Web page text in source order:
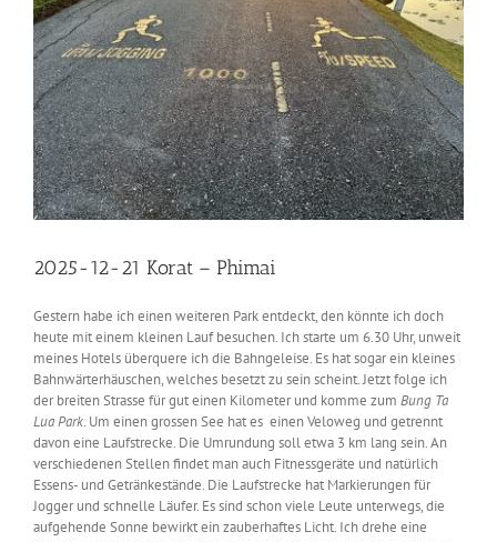
2025-12-21 Korat – Phimai
Gestern habe ich einen weiteren Park entdeckt, den könnte ich doch
heute mit einem kleinen Lauf besuchen. Ich starte um 6.30 Uhr, unweit
meines Hotels überquere ich die Bahngeleise. Es hat sogar ein kleines
Bahnwärterhäuschen, welches besetzt zu sein scheint. Jetzt folge ich
der breiten Strasse für gut einen Kilometer und komme zum Bung Ta
Lua Park. Um einen grossen See hat es einen Veloweg und getrennt
davon eine Laufstrecke. Die Umrundung soll etwa 3 km lang sein. An
verschiedenen Stellen findet man auch Fitnessgeräte und natürlich
Essens- und Getränkestände. Die Laufstrecke hat Markierungen für
Jogger und schnelle Läufer. Es sind schon viele Leute unterwegs, die
aufgehende Sonne bewirkt ein zauberhaftes Licht. Ich drehe eine